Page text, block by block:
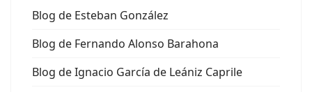
Blog de Esteban González
Blog de Fernando Alonso Barahona
Blog de Ignacio García de Leániz Caprile